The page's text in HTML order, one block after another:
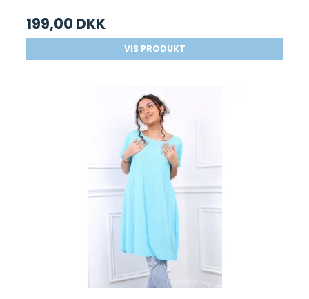
199,00 DKK
VIS PRODUKT